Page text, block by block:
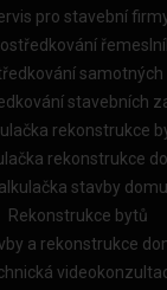
pro stavební
samotných
stavebních
rekonstrukce
rekonstrukce
stavby domu
Rekonstrukce bytů
a rekonstrukce